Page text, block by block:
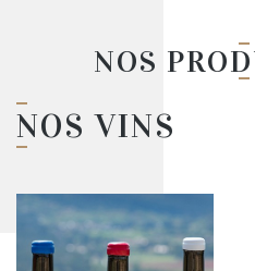
NOS
NOS VINS